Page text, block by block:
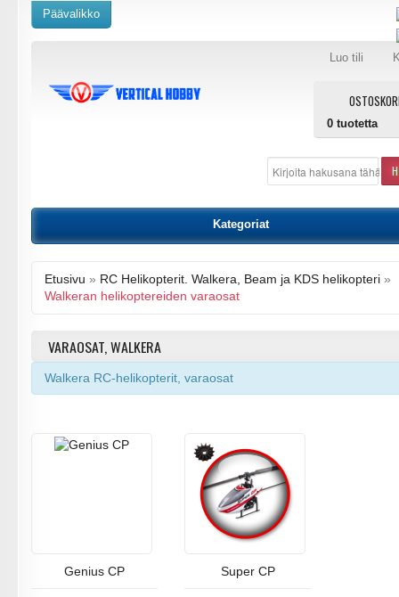
Luo tili
0 tuotetta
Päävalikko
Kategoriat
Etusivu » RC Helikopterit. Walkera, Beam ja KDS helikopteri »
Walkeran helikoptereiden varaosat
VARAOSAT, WALKERA
Walkera RC-helikopterit, varaosat
Genius CP Super CP